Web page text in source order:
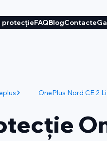
protecțieFAQBlogContacte
OnePlus Nord CE 2